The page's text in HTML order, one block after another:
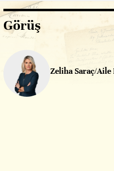
Görüş
Zeliha Saraç/Aile